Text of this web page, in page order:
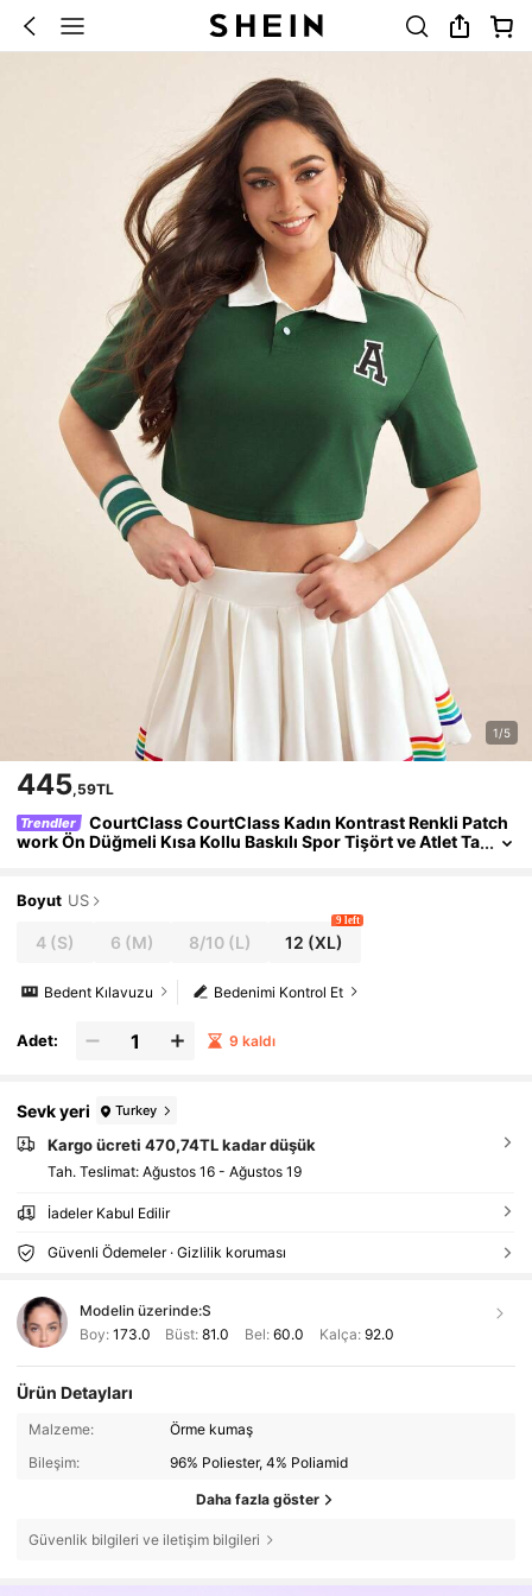
1/5
445,59TL
Trendler
CourtClass CourtClass Kadın Kontrast Renkli Patch
work Ön Düğmeli Kısa Kollu Baskılı Spor Tişört ve Atlet Ta
Boyut US
4 (S) 6 (M) 8/10(L) 12 (XL)
9 left
Bedenimi Kontrol Et
Bedent Kılavuzu
Adet: 9 kaldı
Sevk yeri Turkey
Kargo ücreti 470,74TL kadar düşük
Tah. Teslimat: Ağustos 16 - Ağustos 19
İadeler Kabul Edilir
Güvenli Ödemeler · Gizlilik koruması
Modelin üzerinde:S
Boy: 173.0 Büst:81.0 Bel: 60.0 Kalça: 92.0
Ürün Detayları
Malzeme:
Örme kumaş
Bileşim:
96% Poliester, 4% Poliamid
Daha fazla göster
Güvenlik bilgileri ve iletişim bilgileri